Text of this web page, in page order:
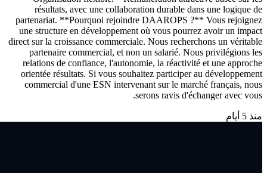
résultats, avec une collaboration durable dans une logique de
partenariat. **Pourquoi rejoindre DAAROPS ?** Vous rejoignez
une structure en développement où vous pourrez avoir un impact
direct sur la croissance commerciale. Nous recherchons un véritable
partenaire commercial, et non un salarié. Nous privilégions les
relations de confiance, l'autonomie, la réactivité et une approche
orientée résultats. Si vous souhaitez participer au développement
commercial d'une ESN intervenant sur le marché français, nous
serons ravis d'échanger avec vous.
منذ 5 أيام